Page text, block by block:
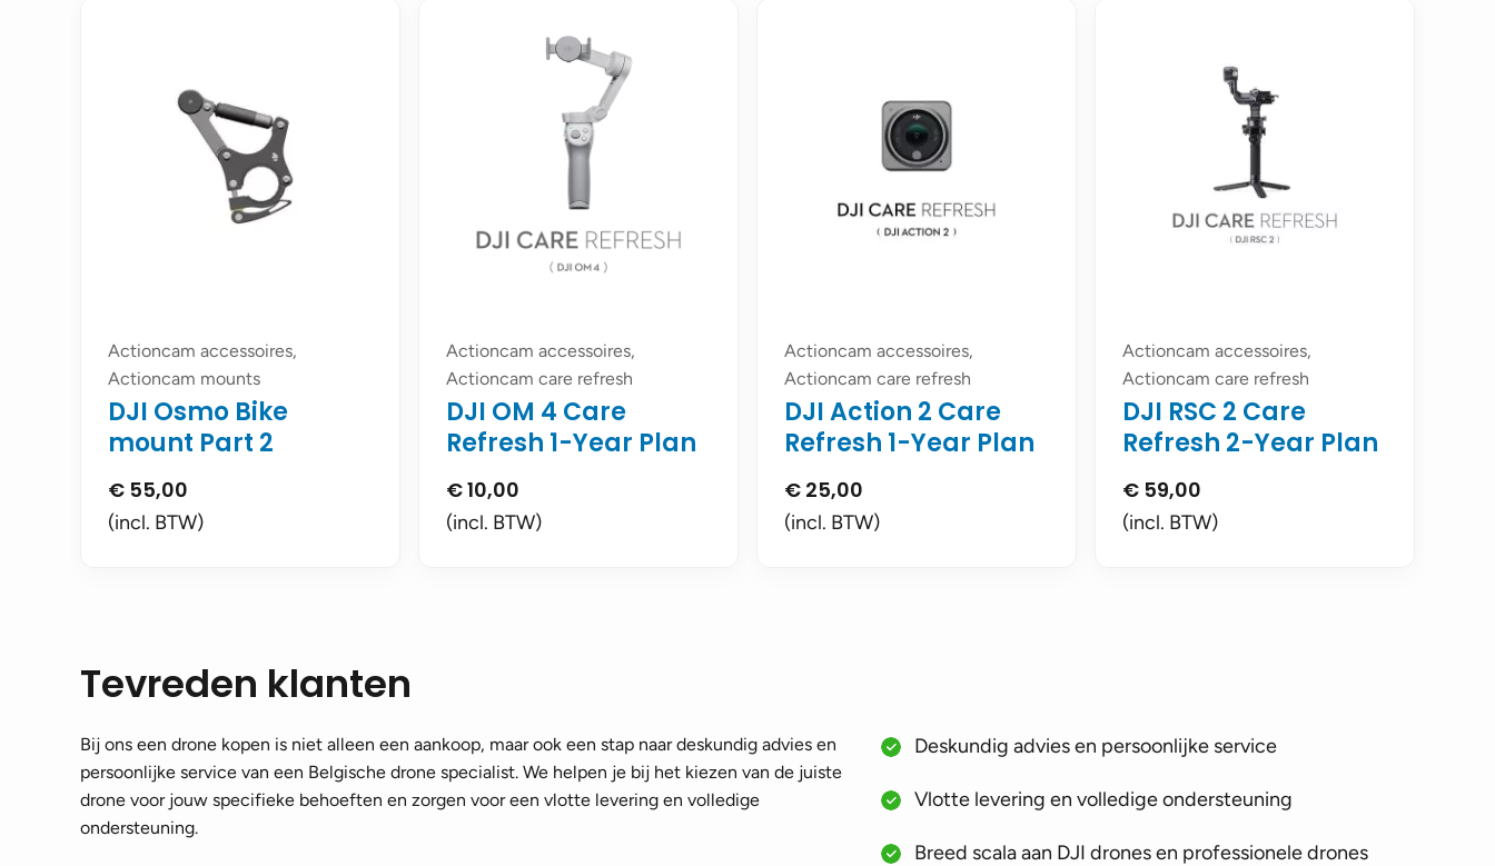
Actioncam accessoires,
Actioncam mounts
DJI Osmo Bike
mount Part 2
€ 55,00
(incl. BTW)
Actioncam accessoires,
Actioncam care refresh
DJI OM 4 Care
Refresh 1-Year Plan
€10,00
(incl. BTW)
Actioncam accessoires,
Actioncam care refresh
DJI Action 2 Care
Refresh 1-Year Plan
€ 25,00
(incl. BTW)
Actioncam accessoires,
Actioncam care refresh
DJI RSC 2 Care
Refresh 2-Year Plan
€ 59,00
(incl. BTW)
Tevreden klanten
Bij ons een drone kopen is niet alleen een aankoop, maar ook een stap naar deskundig advies en
persoonlijke service van een Belgische drone specialist. We helpen je bij het kiezen van de juiste
drone voor jouw specifieke behoeften en zorgen voor een vlotte levering en volledige
ondersteuning.
Deskundig advies en persoonlijke service
Vlotte levering en volledige ondersteuning
Breed scala aan DJI drones en professionele drones